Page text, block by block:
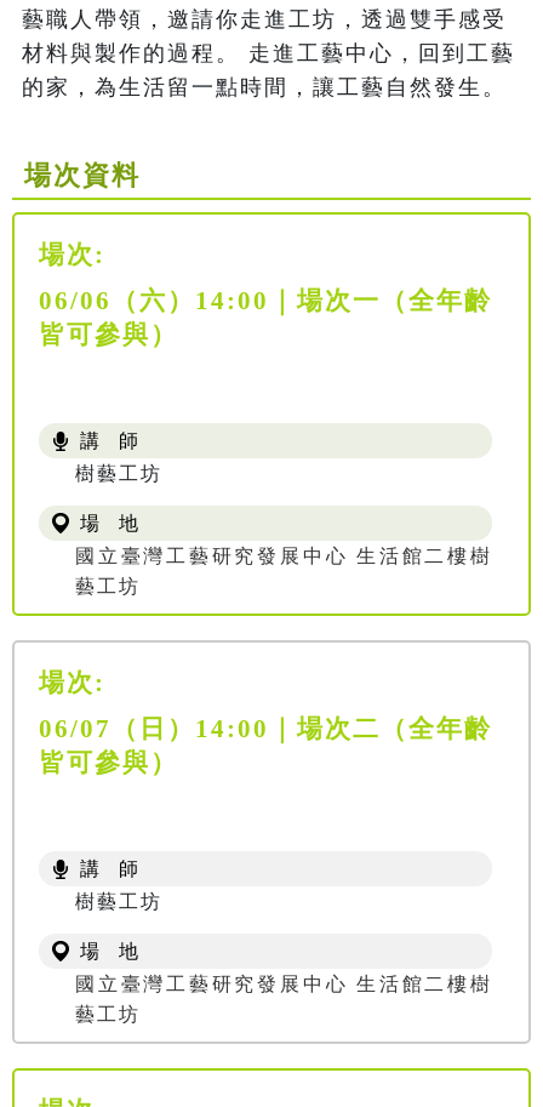
藝職人帶領，邀請你走進工坊，透過雙手感受
材料與製作的過程。 走進工藝中心，回到工藝
的家，為生活留一點時間，讓工藝自然發生。
場次資料
場次:
06/06（六）14:00｜場次一（全年齡
皆可參與）
講 師
樹藝工坊
場 地
國立臺灣工藝研究發展中心 生活館二樓樹
藝工坊
場次:
06/07（日）14:00｜場次二（全年齡
皆可參與）
講 師
樹藝工坊
場 地
國立臺灣工藝研究發展中心 生活館二樓樹
藝工坊